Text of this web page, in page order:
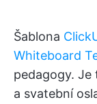
Šablona
Whiteboard
pedagogy. Je
a svatební